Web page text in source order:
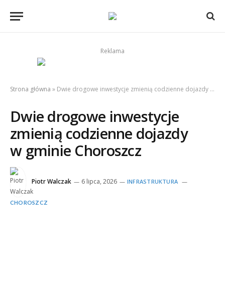
Reklama
Strona główna » Dwie drogowe inwestycje zmienią codzienne dojazdy w gminie Choroszcz
Dwie drogowe inwestycje
zmienią codzienne dojazdy
w gminie Choroszcz
Piotr Walczak 6 lipca, 2026 INFRASTRUKTURA
CHOROSZCZ